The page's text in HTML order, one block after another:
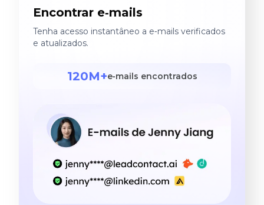
Encontrar e‑mails
Tenha acesso instantâneo a e‑mails verificados
e atualizados.
120M+e‑mails encontrados